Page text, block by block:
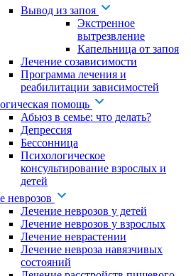
Вывод из запоя
Экстренное
вытрезвление
Капельница от запоя
Лечение созависимости
Программа лечения и
реабилитации зависимостей
помощь
Абьюз в семье: что делать?
Депрессия
Бессонница
Психологическое
консультирование взрослых и
детей
неврозов
Лечение неврозов у детей
Лечение неврозов у взрослых
Лечение неврастении
Лечение невроза навязчивых
состояний